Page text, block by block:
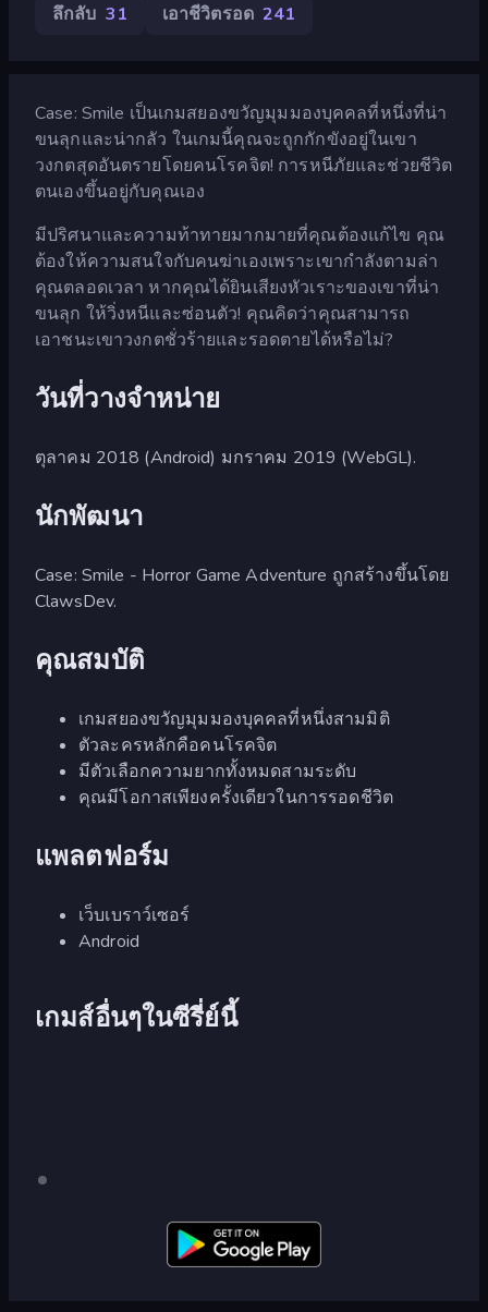
ลึกลับ 31 เอาชีวิตรอด 241
Case: Smile เป็นเกมสยองขวัญมุมมองบุคคลที่หนึ่งที่น่า
ขนลุกและน่ากลัว ในเกมนี้คุณจะถูกกักขังอยู่ในเขา
วงกตสุดอันตรายโดยคนโรคจิต! การหนีภัยและช่วยชีวิต
ตนเองขึ้นอยู่กับคุณเอง
มีปริศนาและความท้าทายมากมายที่คุณต้องแก้ไข คุณ
ต้องให้ความสนใจกับคนฆ่าเองเพราะเขากำลังตามล่า
คุณตลอดเวลา หากคุณได้ยินเสียงหัวเราะของเขาที่น่า
ขนลุก ให้วิ่งหนีและซ่อนตัว! คุณคิดว่าคุณสามารถ
เอาชนะเขาวงกตชั่วร้ายและรอดตายได้หรือไม่?
วันที่วางจำหน่าย
ตุลาคม 2018 (Android) มกราคม 2019 (WebGL).
นักพัฒนา
Case: Smile - Horror Game Adventure ถูกสร้างขึ้นโดย
ClawsDev.
คุณสมบัติ
เกมสยองขวัญมุมมองบุคคลที่หนึ่งสามมิติ
ตัวละครหลักคือคนโรคจิต
มีตัวเลือกความยากทั้งหมดสามระดับ
คุณมีโอกาสเพียงครั้งเดียวในการรอดชีวิต
แพลตฟอร์ม
เว็บเบราว์เซอร์
Android
เกมส์อื่นๆในซีรี่ย์นี้
Case:
เด